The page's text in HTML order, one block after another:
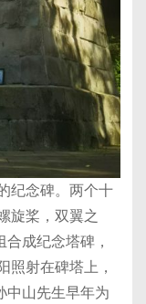
纪念碑。两个十
旋桨，双翼之
成纪念塔碑，
照射在碑塔上，
中山先生早年为